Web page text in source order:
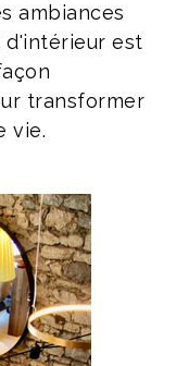
ambiances
d'intérieur est
transformer
vie.